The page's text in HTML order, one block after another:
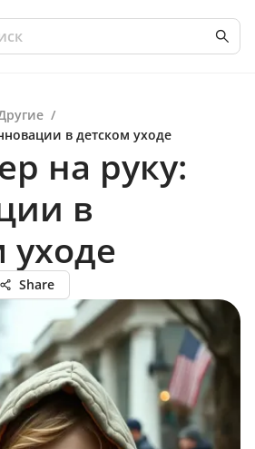
/
в детском уходе
на руку:
в
уходе
Share